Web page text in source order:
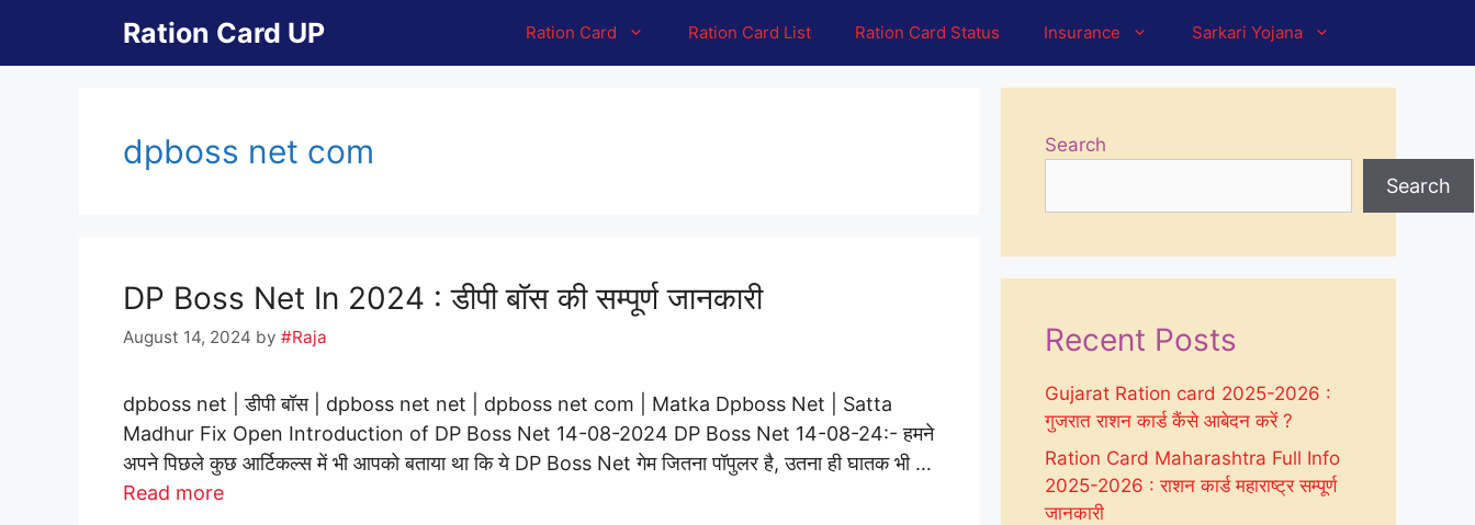
content
Ration Card UP Ration Card Ration Card List Ration Card Status Insurance Sarkari Yojana
dpboss net com
DP Boss Net In 2024 : डीपी बॉस की सम्पूर्ण जानकारी
August 14, 2024 by #Raja
dpboss net | डीपी बॉस | dpboss net net | dpboss net com | Matka Dpboss Net | Satta
Madhur Fix Open Introduction of DP Boss Net 14-08-2024 DP Boss Net 14-08-24:- हमने
अपने पिछले कुछ आर्टिकल्स में भी आपको बताया था कि ये DP Boss Net गेम जितना पॉपुलर है, उतना ही घातक भी …
Read more
Search
Search
Recent Posts
Gujarat Ration card 2025-2026 :
गुजरात राशन कार्ड कैंसे आबेदन करें ?
Ration Card Maharashtra Full Info
2025-2026 : राशन कार्ड महाराष्ट्र सम्पूर्ण
जानकारी